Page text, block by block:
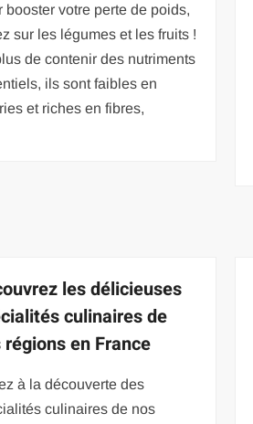
booster votre perte de poids,
sur les légumes et les fruits !
de contenir des nutriments
ils sont faibles en
et riches en fibres,
les délicieuses
culinaires de
régions en France
à la découverte des
culinaires de nos